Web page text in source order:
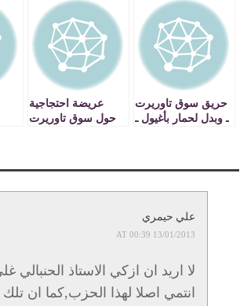
حريق سوق تاوريرت
ـ وبدل لحمار بأغيول ـ
عريضة احتجاجية
حول سوق تاوريرت
علي حيمري
13/01/2013 AT 00:39
لا اريد ان ازكي الاستاذ
انتمي اصلا لهذا الحزب,كما ان